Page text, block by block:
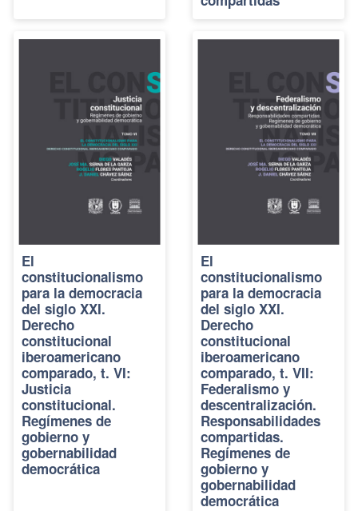
El
constitucionalismo
para la democracia
del siglo XXI.
Derecho
constitucional
iberoamericano
comparado, t. VI:
Justicia
constitucional.
Regímenes de
gobierno y
gobernabilidad
democrática
El
constitucionalismo
para la democracia
del siglo XXI.
Derecho
constitucional
iberoamericano
comparado, t. VII:
Federalismo y
descentralización.
Responsabilidades
compartidas.
Regímenes de
gobierno y
gobernabilidad
democrática